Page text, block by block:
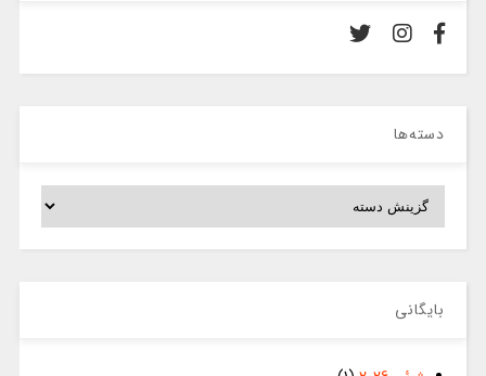
دسته‌ها
دسته‌ها
بایگانی